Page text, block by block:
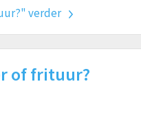
verder
of frituur?